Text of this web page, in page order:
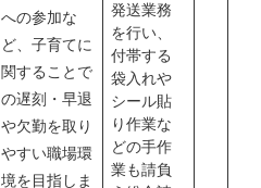
への参加な
ど、子育てに
関することで
の遅刻・早退
や欠勤を取り
やすい職場環
境を目指しま
発送業務
を行い、
付帯する
袋入れや
シール貼
り作業な
どの手作
業も請負